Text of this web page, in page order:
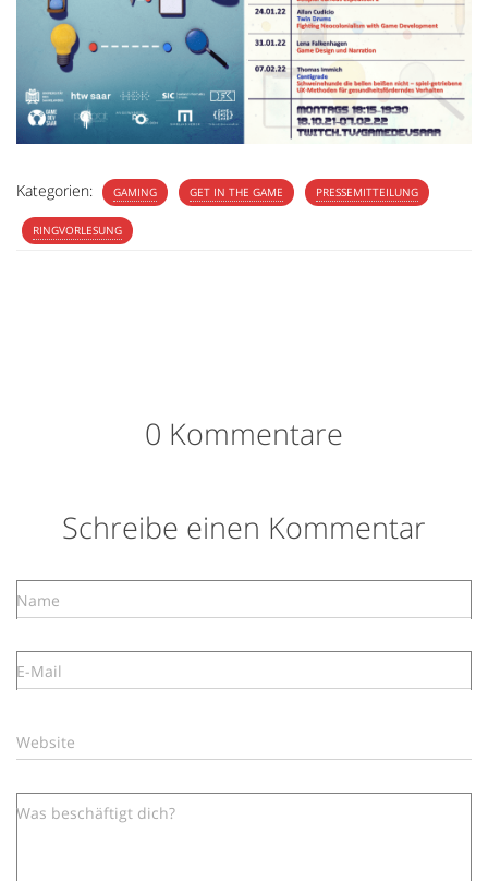
Kategorien: GAMING GET IN THE GAME PRESSEMITTEILUNG
RINGVORLESUNG
0 Kommentare
Schreibe einen Kommentar
Name
E-Mail
Website
Was beschäftigt dich?